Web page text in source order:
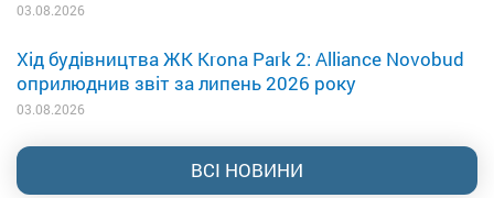
03.08.2026
Хід будівництва ЖК Krona Park 2: Alliance Novobud
оприлюднив звіт за липень 2026 року
03.08.2026
ВСІ НОВИНИ